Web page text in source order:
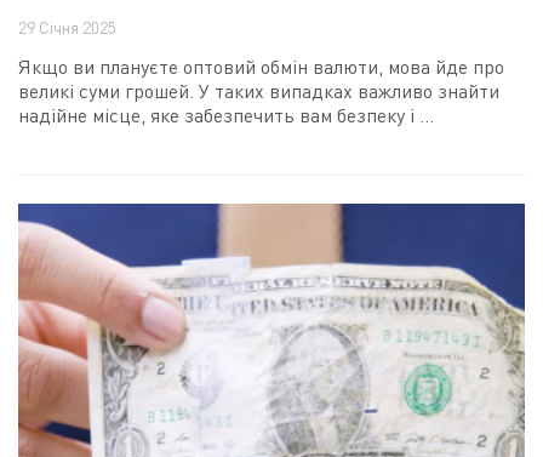
29 Січня 2025
Якщо ви плануєте оптовий обмін валюти, мова йде про
великі суми грошей. У таких випадках важливо знайти
надійне місце, яке забезпечить вам безпеку і ...